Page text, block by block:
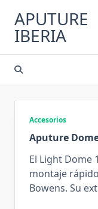
contenido
APUTURE
IBERIA
Accesorios
Aputure
El Light Dome
montaje
Bowens. Su